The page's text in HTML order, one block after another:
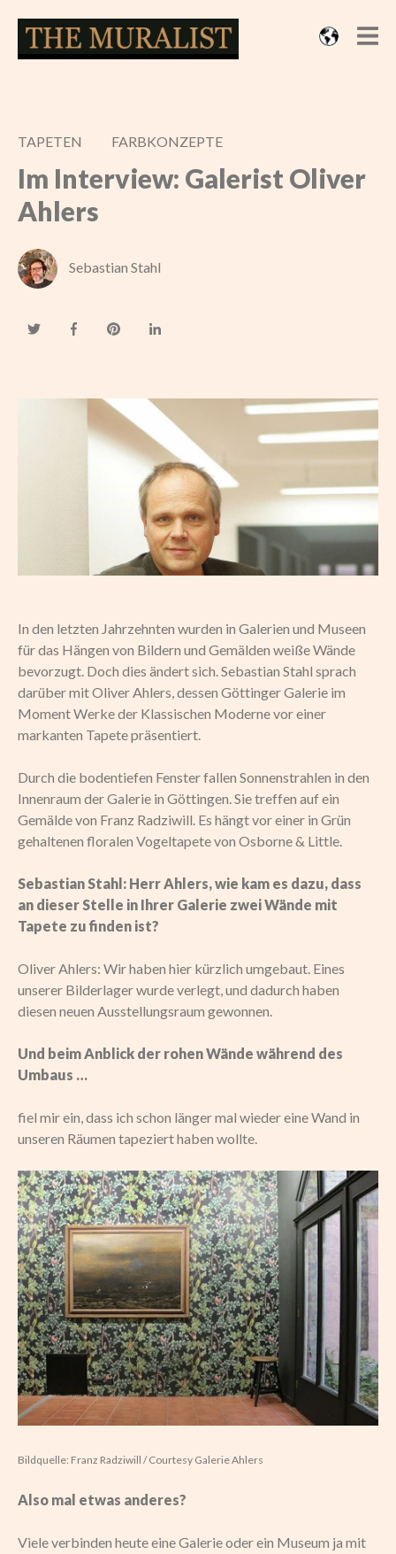
TAPETEN FARBKONZEPTE
Im Interview: Galerist Oliver
Ahlers
Sebastian Stahl
In den letzten Jahrzehnten wurden in Galerien und Museen
für das Hängen von Bildern und Gemälden weiße Wände
bevorzugt. Doch dies ändert sich. Sebastian Stahl sprach
darüber mit Oliver Ahlers, dessen Göttinger Galerie im
Moment Werke der Klassischen Moderne vor einer
markanten Tapete präsentiert.
Durch die bodentiefen Fenster fallen Sonnenstrahlen in den
Innenraum der Galerie in Göttingen. Sie treffen auf ein
Gemälde von Franz Radziwill. Es hängt vor einer in Grün
gehaltenen floralen Vogeltapete von Osborne & Little.
Sebastian Stahl: Herr Ahlers, wie kam es dazu, dass
an dieser Stelle in Ihrer Galerie zwei Wände mit
Tapete zu finden ist?
Oliver Ahlers: Wir haben hier kürzlich umgebaut. Eines
unserer Bilderlager wurde verlegt, und dadurch haben
diesen neuen Ausstellungsraum gewonnen.
Und beim Anblick der rohen Wände während des
Umbaus …
fiel mir ein, dass ich schon länger mal wieder eine Wand in
unseren Räumen tapeziert haben wollte.
Bildquelle: Franz Radziwill / Courtesy Galerie Ahlers
Also mal etwas anderes?
Viele verbinden heute eine Galerie oder ein Museum ja mit